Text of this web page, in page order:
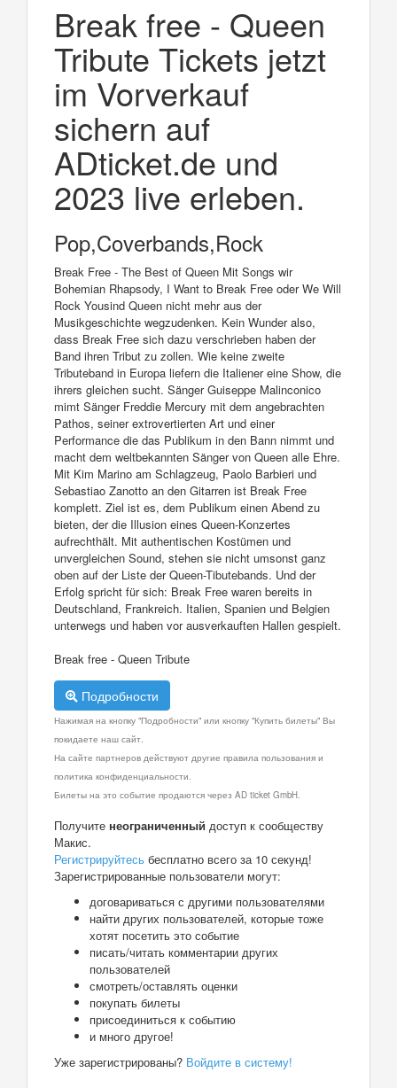
Break free - Queen
Tribute Tickets jetzt
im Vorverkauf
sichern auf
ADticket.de und
2023 live erleben.
Pop,Coverbands,Rock
Break Free - The Best of Queen Mit Songs wir
Bohemian Rhapsody, I Want to Break Free oder We Will
Rock Yousind Queen nicht mehr aus der
Musikgeschichte wegzudenken. Kein Wunder also,
dass Break Free sich dazu verschrieben haben der
Band ihren Tribut zu zollen. Wie keine zweite
Tributeband in Europa liefern die Italiener eine Show, die
ihrers gleichen sucht. Sänger Guiseppe Malinconico
mimt Sänger Freddie Mercury mit dem angebrachten
Pathos, seiner extrovertierten Art und einer
Performance die das Publikum in den Bann nimmt und
macht dem weltbekannten Sänger von Queen alle Ehre.
Mit Kim Marino am Schlagzeug, Paolo Barbieri und
Sebastiao Zanotto an den Gitarren ist Break Free
komplett. Ziel ist es, dem Publikum einen Abend zu
bieten, der die Illusion eines Queen-Konzertes
aufrechthält. Mit authentischen Kostümen und
unvergleichen Sound, stehen sie nicht umsonst ganz
oben auf der Liste der Queen-Tibutebands. Und der
Erfolg spricht für sich: Break Free waren bereits in
Deutschland, Frankreich. Italien, Spanien und Belgien
unterwegs und haben vor ausverkauften Hallen gespielt.
Break free - Queen Tribute
Подробности
Нажимая на кнопку "Подробности" или кнопку "Купить билеты" Вы
покидаете наш сайт.
На сайте партнеров действуют другие правила пользования и
политика конфиденциальности.
Билеты на это событие продаются через AD ticket GmbH.
Получите неограниченный доступ к сообществу
Макис.
Регистрируйтесь бесплатно всего за 10 секунд!
Зарегистрированные пользователи могут:
договариваться с другими пользователями
найти других пользователей, которые тоже
хотят посетить это событие
писать/читать комментарии других
пользователей
смотреть/оставлять оценки
покупать билеты
присоединиться к событию
и много другое!
Уже зарегистрированы? Войдите в систему!